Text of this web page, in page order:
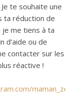
te souhaite une
ta réduction de
je me tiens à ta
d’aide ou de
contacter sur les
réactive !